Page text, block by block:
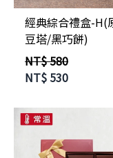
經典綜合禮盒-H(
豆塔/黑巧餅)
NT$ 580
NT$ 530